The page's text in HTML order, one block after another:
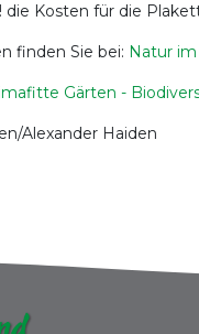
Kosten für die
finden Sie bei: Natur
Gärten -
Alexander Haiden